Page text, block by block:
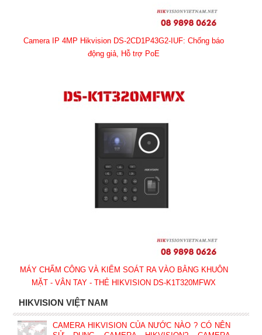
Camera IP 4MP Hikvision DS-2CD1P43G2-IUF: Chống báo
động giả, Hỗ trợ PoE
MÁY CHẤM CÔNG VÀ KIỂM SOÁT RA VÀO BẰNG KHUÔN
MẶT - VÂN TAY - THẺ HIKVISION DS-K1T320MFWX
HIKVISION VIỆT NAM
CAMERA HIKVISION CỦA NƯỚC NÀO ? CÓ NÊN